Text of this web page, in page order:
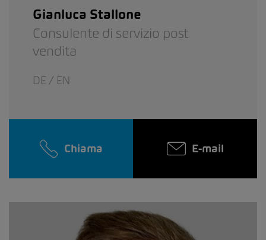
Gianluca Stallone
Consulente di servizio post
vendita
DE / EN
Chiama E-mail